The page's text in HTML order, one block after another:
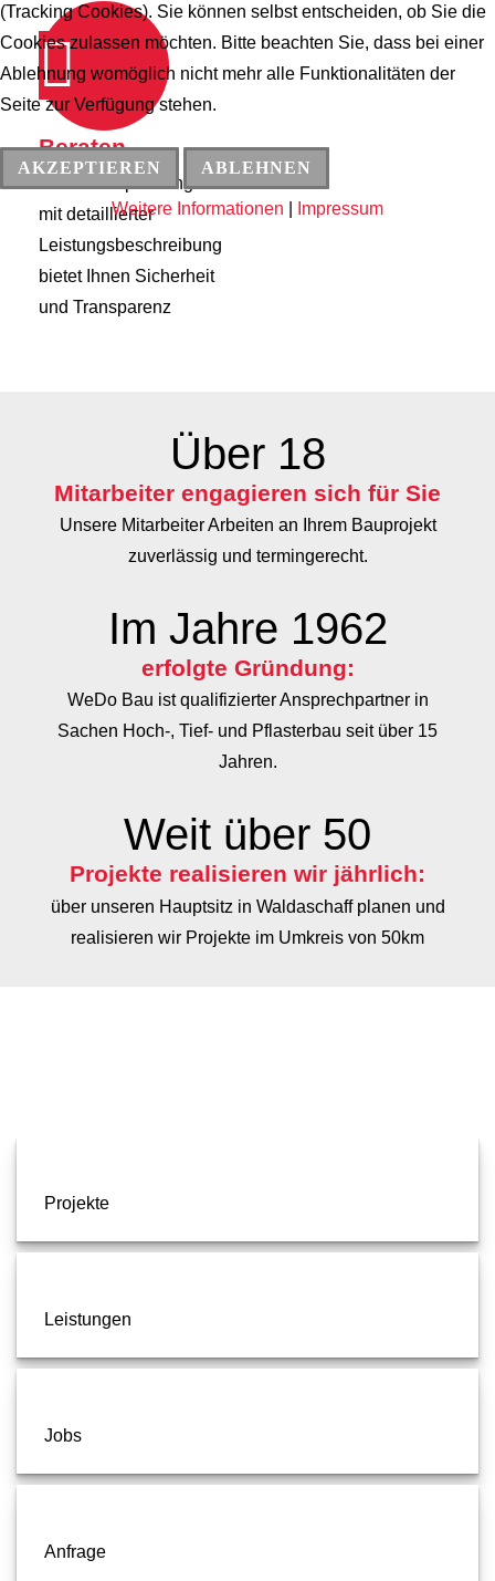
Beraten
Unser Festpreisangebot
mit detaillierter
Leistungsbeschreibung
bietet Ihnen Sicherheit
und Transparenz
Über 18
Mitarbeiter engagieren sich für Sie
Unsere Mitarbeiter Arbeiten an Ihrem Bauprojekt
zuverlässig und termingerecht.
Im Jahre 1994
erfolgte Gründung:
WeDo Bau ist qualifizierter Ansprechpartner in
Sachen Hoch-, Tief- und Pflasterbau seit über 15
Jahren.
Weit über 50
Projekte realisieren wir jährlich:
über unseren Hauptsitz in Waldaschaff planen und
realisieren wir Projekte im Umkreis von 50km
Projekte
Leistungen
Jobs
Anfrage
(Tracking Cookies). Sie können selbst entscheiden, ob Sie die
Cookies zulassen möchten. Bitte beachten Sie, dass bei einer
Ablehnung womöglich nicht mehr alle Funktionalitäten der
Seite zur Verfügung stehen.
AKZEPTIEREN ABLEHNEN
Weitere Informationen Impressum